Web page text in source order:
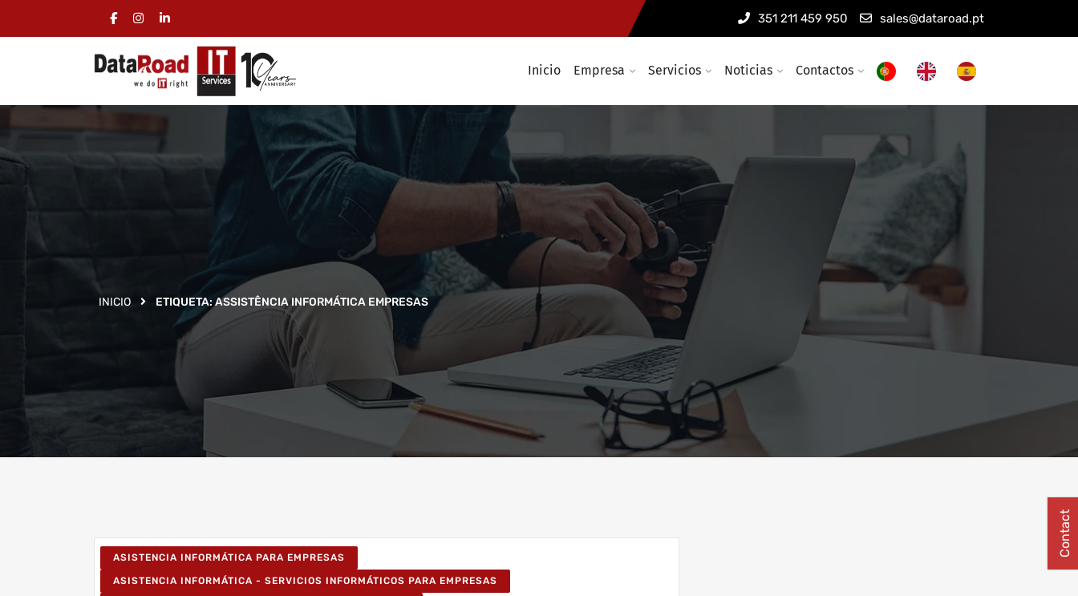
351 211 459 950 sales@dataroad.pt
Inicio Empresa Servicios Noticias Contactos
INICIO ETIQUETA:ASSISTÊNCIA INFORMÁTICA EMPRESAS
ASISTENCIA INFORMÁTICA PARA EMPRESAS
ASISTENCIA INFORMÁTICA - SERVICIOS INFORMÁTICOS PARA EMPRESAS
Contact